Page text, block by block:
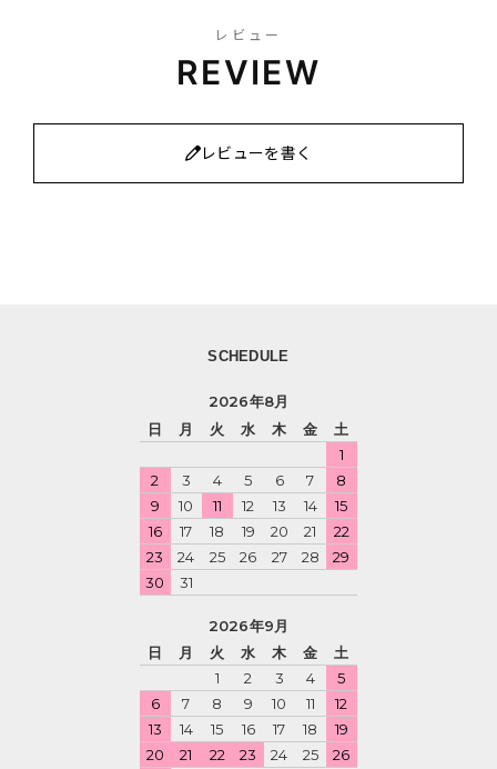
レビュー
REVIEW
レビューを書く
SCHEDULE
2026年8月
日
月 火 水 木 金
土
1
2
3 4 5 6 7
8
9
10 11 12 13 14
15
16
17 18 19 20 21
22
23
24 25 26 27 28
29
30
31
2026年9月
日
月 火 水 木 金
土
1
2 3 4
5
6
7 8 9 10 11
12
13
14 15 16 17 18
19
20
21 22 23 24 25
26